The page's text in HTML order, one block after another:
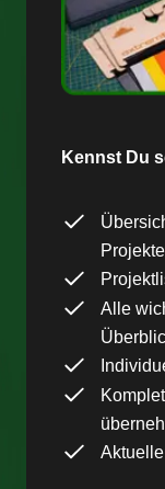
Kennst Du
Projekte
Alle